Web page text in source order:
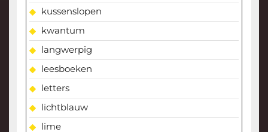
kussenslopen
kwantum
langwerpig
leesboeken
letters
lichtblauw
lime